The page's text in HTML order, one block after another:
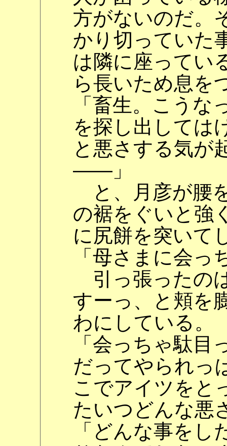
方がないのだ。
かり切ってい
は隣に座ってい
ら長いため息を
「畜生。こう
を探し出しては
と悪さする気が
――」
と、月彦が腰
の裾をぐいと強
に尻餅を突いて
「母さまに会っ
引っ張ったの
すーっ、と頬を
わにしている。
「会っちゃ駄
だってやられ
こでアイツをと
たいつどんな
「どんな事を